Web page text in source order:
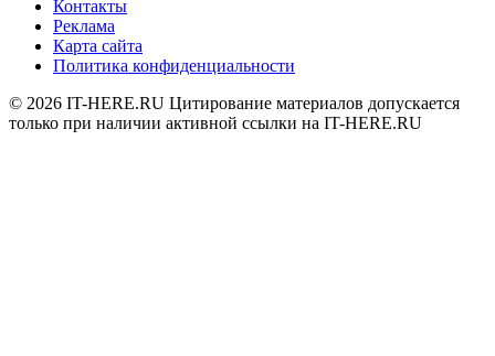
Контакты
Реклама
Карта сайта
Политика конфиденциальности
© 2026 IT-HERE.RU Цитирование материалов допускается
только при наличии активной ссылки на IT-HERE.RU